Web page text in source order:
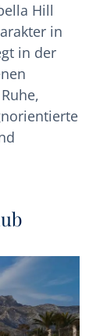
Hill
in
in der